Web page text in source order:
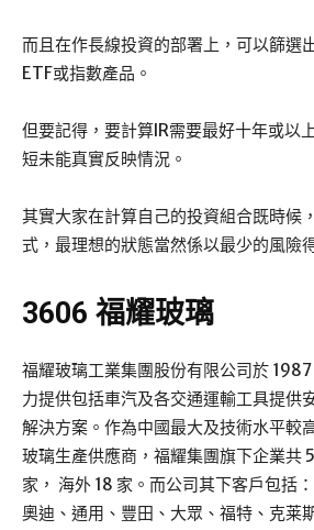
而且在作長線投資的部署上，可以篩選
ETF或指數產品。
但要記得，要計算IR需要最好十年或以
短未能真實反映情況。
其實大家在計算自己的投資組合既時候
式，最理想的狀態當然係以最少的風險
3606 福耀玻璃
福耀玻璃工業集團股份有限公司於
力提供包括車汽及各交通運輸工具提供
解決方案。作為中國最大及技術水平較
玻璃生產供應商，福耀集團旗下企業共
家， 海外 18 家。而公司其下客戶包括
奧迪、通用、豐田、大眾、福特、克莱